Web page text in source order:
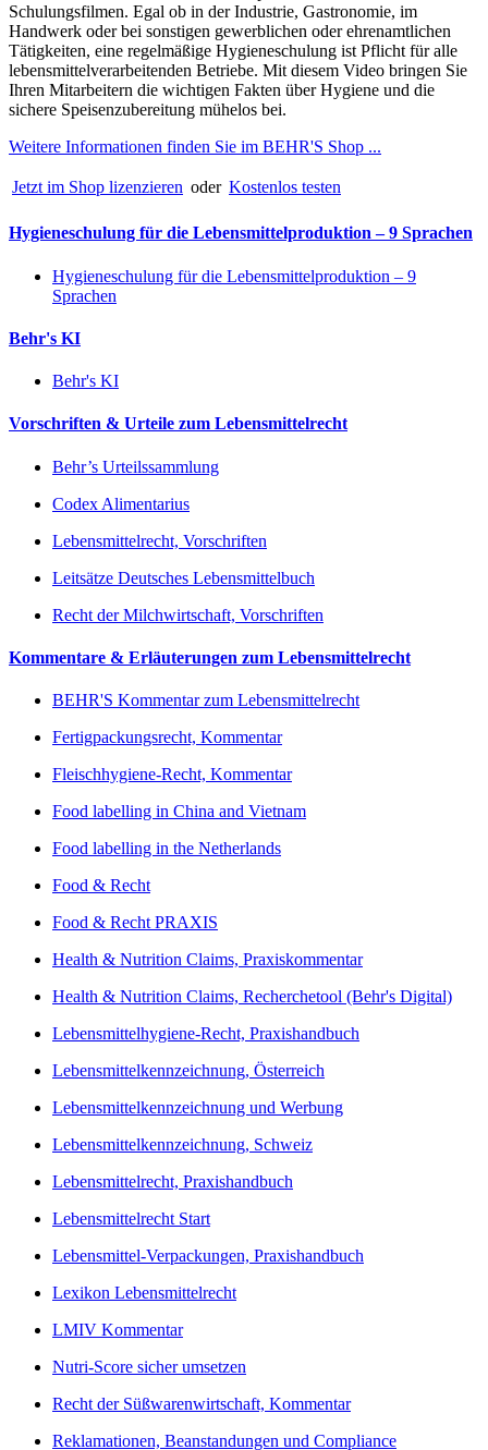
Schulungsfilmen. Egal ob in der Industrie, Gastronomie, im
Handwerk oder bei sonstigen gewerblichen oder ehrenamtlichen
Tätigkeiten, eine regelmäßige Hygieneschulung ist Pflicht für alle
lebensmittelverarbeitenden Betriebe. Mit diesem Video bringen Sie
Ihren Mitarbeitern die wichtigen Fakten über Hygiene und die
sichere Speisenzubereitung mühelos bei.
Weitere Informationen finden Sie im BEHR'S Shop ...
Jetzt im Shop lizenzieren oder Kostenlos testen
Hygieneschulung für die Lebensmittelproduktion – 9 Sprachen
Hygieneschulung für die Lebensmittelproduktion – 9
Sprachen
Behr's KI
Behr's KI
Vorschriften & Urteile zum Lebensmittelrecht
Behr’s Urteilssammlung
Codex Alimentarius
Lebensmittelrecht, Vorschriften
Leitsätze Deutsches Lebensmittelbuch
Recht der Milchwirtschaft, Vorschriften
Kommentare & Erläuterungen zum Lebensmittelrecht
BEHR'S Kommentar zum Lebensmittelrecht
Fertigpackungsrecht, Kommentar
Fleischhygiene-Recht, Kommentar
Food labelling in China and Vietnam
Food labelling in the Netherlands
Food & Recht
Food & Recht PRAXIS
Health & Nutrition Claims, Praxiskommentar
Health & Nutrition Claims, Recherchetool (Behr's Digital)
Lebensmittelhygiene-Recht, Praxishandbuch
Lebensmittelkennzeichnung, Österreich
Lebensmittelkennzeichnung und Werbung
Lebensmittelkennzeichnung, Schweiz
Lebensmittelrecht, Praxishandbuch
Lebensmittelrecht Start
Lebensmittel-Verpackungen, Praxishandbuch
Lexikon Lebensmittelrecht
LMIV Kommentar
Nutri-Score sicher umsetzen
Recht der Süßwarenwirtschaft, Kommentar
Reklamationen, Beanstandungen und Compliance